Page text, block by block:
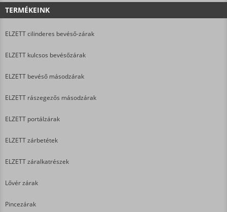
TERMÉKEINK
ELZETT cilinderes bevéső-zárak
ELZETT kulcsos bevésőzárak
ELZETT bevéső másodzárak
ELZETT rászegezős másodzárak
ELZETT portálzárak
ELZETT zárbetétek
ELZETT záralkatrészek
Lővér zárak
Pincezárak